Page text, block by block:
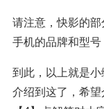
请注意，快影的
手机的品牌和型号
到此，以上就是
介绍到这了，希